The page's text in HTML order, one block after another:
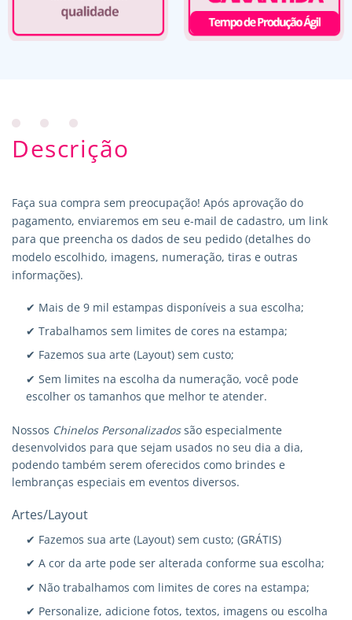
Descrição
Faça sua compra sem preocupação! Após aprovação do
pagamento, enviaremos em seu e-mail de cadastro, um link
para que preencha os dados de seu pedido (detalhes do
modelo escolhido, imagens, numeração, tiras e outras
informações).
✔ Mais de 9 mil estampas disponíveis a sua escolha;
✔ Trabalhamos sem limites de cores na estampa;
✔ Fazemos sua arte (Layout) sem custo;
✔ Sem limites na escolha da numeração, você pode
escolher os tamanhos que melhor te atender.
Nossos Chinelos Personalizadossão especialmente
desenvolvidos para que sejam usados no seu dia a dia,
podendo também serem oferecidos como brindes e
lembranças especiais em eventos diversos.
Artes/Layout
✔ Fazemos sua arte (Layout) sem custo; (GRÁTIS)
✔ A cor da arte pode ser alterada conforme sua escolha;
✔ Não trabalhamos com limites de cores na estampa;
✔ Personalize, adicione fotos, textos, imagens ou escolha